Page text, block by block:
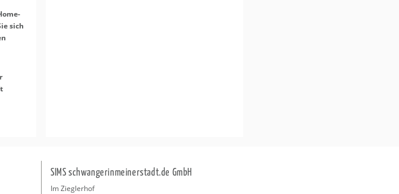
sich
SIMS schwangerinmeinerstadt.de GmbH
Im Zieglerhof